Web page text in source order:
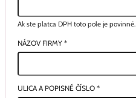
Ak ste platca DPH toto pole je povinné.
NÁZOV FIRMY *
ULICA A POPISNÉ ČÍSLO *